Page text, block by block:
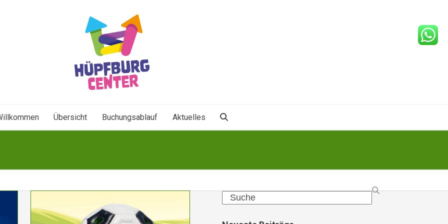
Übersicht Buchungsablauf Aktuelles
Search